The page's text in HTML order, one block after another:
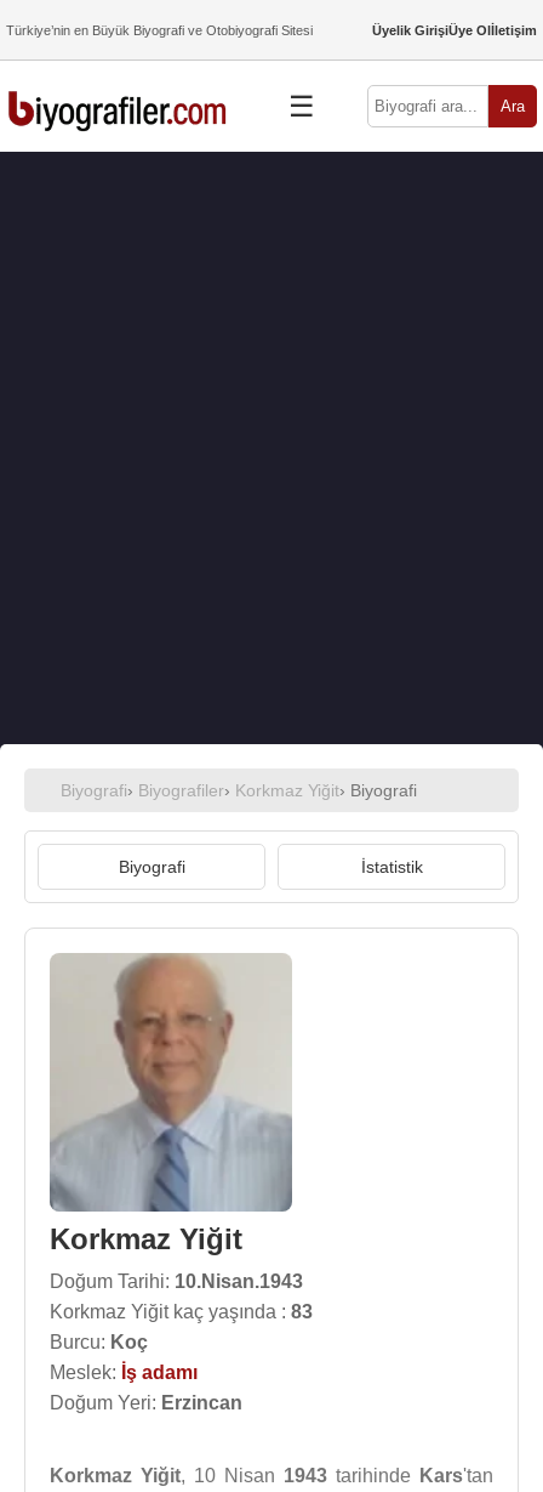
Türkiye’nin en Büyük Biyografi ve Otobiyografi Sitesi Üyelik GirişiÜye Olİletişim
☰ Ara
Biyografi› Biyografiler› Korkmaz Yiğit› Biyografi
Biyografi İstatistik
Korkmaz Yiğit
Doğum Tarihi: 10.Nisan.1943
Korkmaz Yiğit kaç yaşında : 83
Burcu: Koç
Meslek: İş adamı
Doğum Yeri: Erzincan
Korkmaz Yiğit, 10 Nisan 1943 tarihinde Kars'tan